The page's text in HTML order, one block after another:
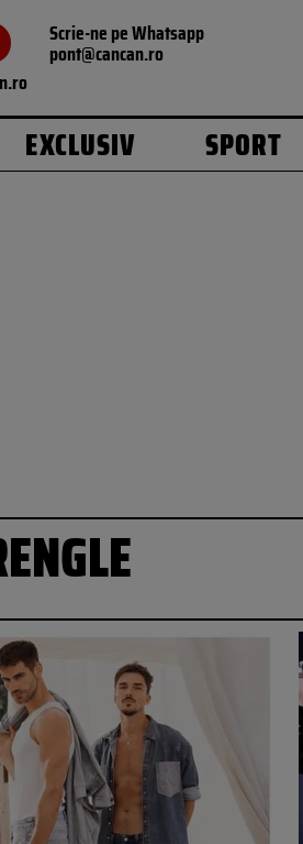
Scrie-ne pe Whatsapp
pont@cancan.ro
EXCLUSIV SPORT